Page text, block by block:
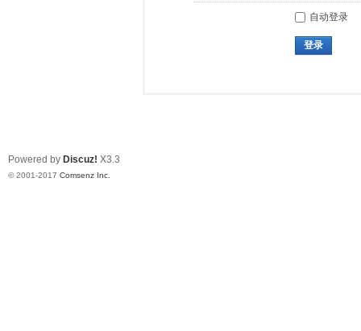
自动登录
登录
Powered by Discuz! X3.3
© 2001-2017 Comsenz Inc.